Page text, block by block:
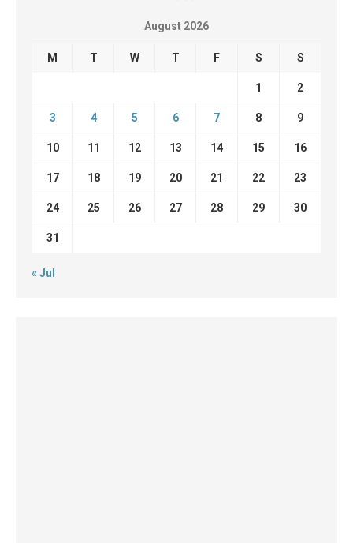
August 2026
M T W T F S S
1 2
3 4 5 6 7 8 9
10 11 12 13 14 15 16
17 18 19 20 21 22 23
24 25 26 27 28 29 30
31
« Jul